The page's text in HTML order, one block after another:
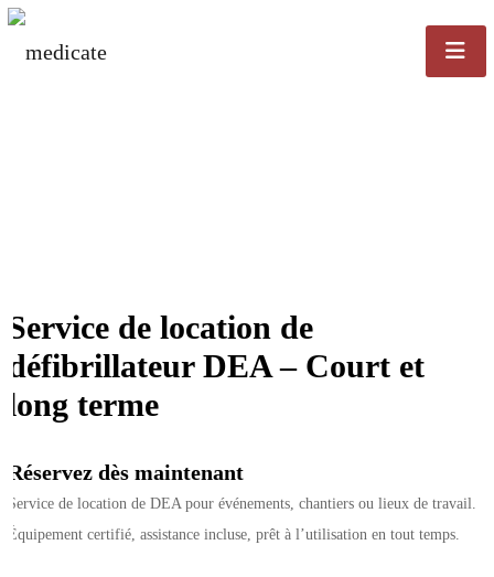
Service de location de
défibrillateur DEA – Court et
long terme
Réservez dès maintenant
Service de location de DEA pour événements, chantiers ou lieux de travail.
Équipement certifié, assistance incluse, prêt à l’utilisation en tout temps.